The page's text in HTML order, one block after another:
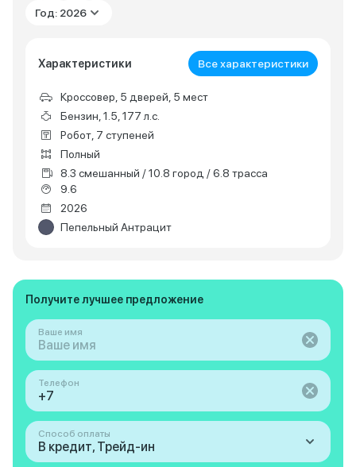
Год: 2026
Характеристики Все характеристики
Кроссовер, 5 дверей, 5 мест
Бензин, 1.5, 177 л.с.
Робот, 7 ступеней
Полный
8.3 смешанный / 10.8 город / 6.8 трасса
9.6
2026
Пепельный Антрацит
Получите лучшее предложение
Ваше имя
Телефон
Способ оплаты
В кредит, Трейд-ин